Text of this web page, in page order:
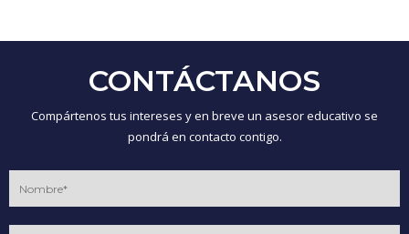
CONTÁCTANOS
Compártenos tus intereses y en breve un asesor educativo se
pondrá en contacto contigo.